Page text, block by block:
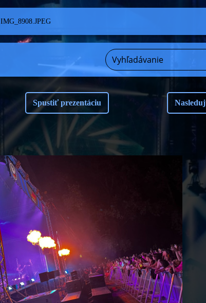
IMG_8908.JPEG
Spustiť prezentáciu